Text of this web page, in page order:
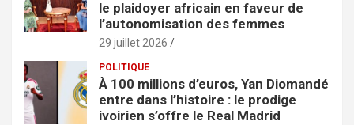
le plaidoyer africain en faveur de
l’autonomisation des femmes
29 juillet 2026
POLITIQUE
À 100 millions d’euros, Yan Diomandé
entre dans l’histoire : le prodige
ivoirien s’offre le Real Madrid